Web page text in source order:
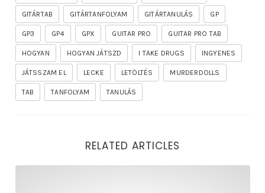
GITÁRTAB GITÁRTANFOLYAM GITÁRTANULÁS GP
GP3 GP4 GPX GUITAR PRO GUITAR PRO TAB
HOGYAN HOGYAN JÁTSZD I TAKE DRUGS INGYENES
JÁTSSZAM EL LECKE LETÖLTÉS MURDERDOLLS
TAB TANFOLYAM TANULÁS
RELATED ARTICLES